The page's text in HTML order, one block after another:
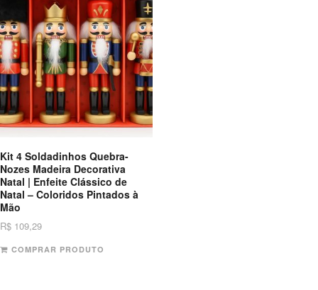
Kit 4 Soldadinhos Quebra-
Nozes Madeira Decorativa
Natal | Enfeite Clássico de
Natal – Coloridos Pintados à
Mão
R$ 109,29
COMPRAR PRODUTO